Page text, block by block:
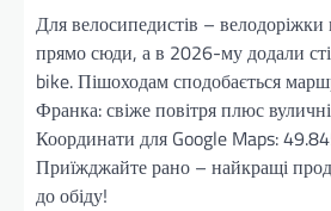
Для велосипедистів – велодоріжки
прямо сюди, а в 2026-му додали
bike. Пішоходам сподобається
Франка: свіже повітря плюс вуличні
Координати для Google Maps:
Приїжджайте рано – найкращі
до обіду!